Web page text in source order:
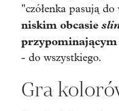
"czółenka pasują
niskim obcasie
- do wszystkiego.
Gra